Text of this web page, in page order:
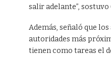
salir adelante”, sostuvo
Además, señaló que
autoridades más
tienen como tareas el